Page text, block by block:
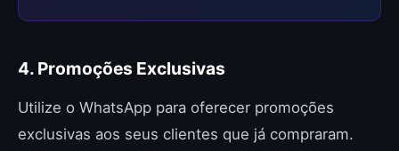
4. Promoções Exclusivas
Utilize o WhatsApp para oferecer promoções
exclusivas aos seus clientes que já compraram.